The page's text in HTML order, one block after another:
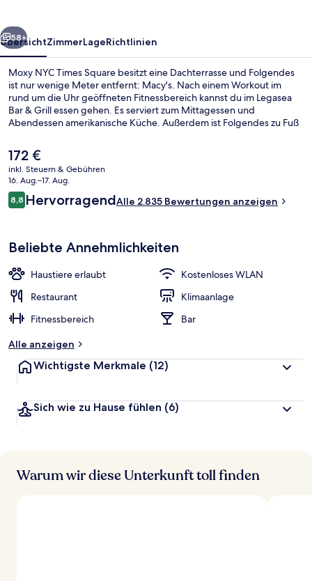
Weiter
58+
ÜbersichtZimmerLageRichtlinien
Moxy NYC Times Square besitzt eine Dachterrasse und Folgendes
ist nur wenige Meter entfernt: Macy's. Nach einem Workout im
rund um die Uhr geöffneten Fitnessbereich kannst du im Legasea
Bar & Grill essen gehen. Es serviert zum Mittagessen und
Abendessen amerikanische Küche. Außerdem ist Folgendes zu Fuß
Andere Reisende schätzen die zentrale Lage für die Möglichkeiten
zum Sightseeing und die Nähe zu öffentlichen Verkehrsmitteln: Die
U-Bahn-Station 34th St. - Penn Station (Fashion Av.) ist 3
Gehminuten und die U-Bahn-Station 34th St. - Herald Square ist 3
Gehminuten entfernt.
Der
aktuelle
Preis
beträgt
172 €.
172 €
inkl. Steuern & Gebühren
16. Aug.–17. Aug.
Bewertungen
8,88,8 von 10.
HervorragendAlle 2.835 Bewertungen anzeigen
Beliebte Annehmlichkeiten
Haustiere erlaubt
Kostenloses WLAN
Restaurant
Klimaanlage
Fitnessbereich
Bar
Alle anzeigen
Wichtigste Merkmale (12)
Sich wie zu Hause fühlen (6)
Warum wir diese Unterkunft toll finden